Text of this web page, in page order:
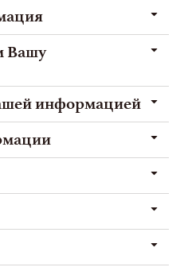
Вашу
информацией